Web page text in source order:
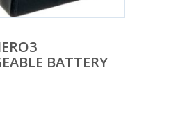
BATTERY